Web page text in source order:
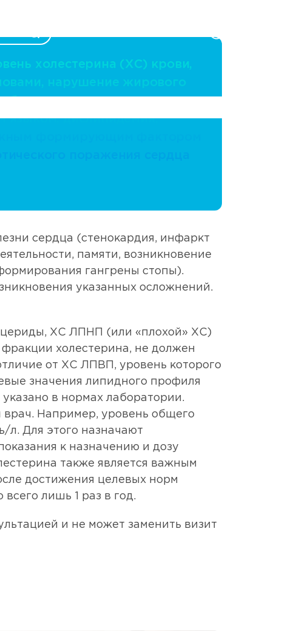
холестерина (ХС) крови,
нарушение жирового
или, говоря
языком, дислипидемия,
сердца (стенокардия, инфаркт
памяти, возникновение
гангрены стопы).
указанных осложнений.
ХС ЛПНП (или «плохой» ХС)
холестерина, не должен
от ХС ЛПВП, уровень которого
значения липидного профиля
в нормах лаборатории.
врач. Например, уровень общего
л. Для этого назначают
к назначению и дозу
также является важным
достижения целевых норм
лишь 1 раз в год.
и не может заменить визит